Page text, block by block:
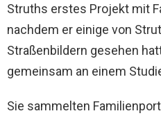
Struths erstes Projekt mit
nachdem er einige von
Straßenbildern gesehen
gemeinsam an einem
Sie sammelten